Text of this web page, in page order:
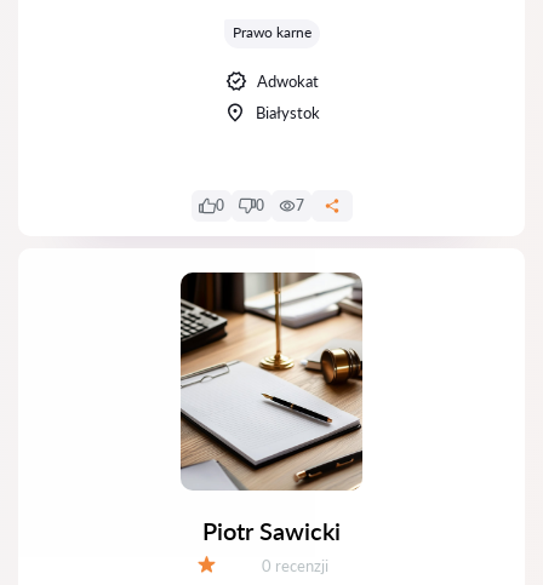
Prawo karne
Adwokat
Białystok
0 0 7
Piotr Sawicki
Recenzji:
0 recenzji